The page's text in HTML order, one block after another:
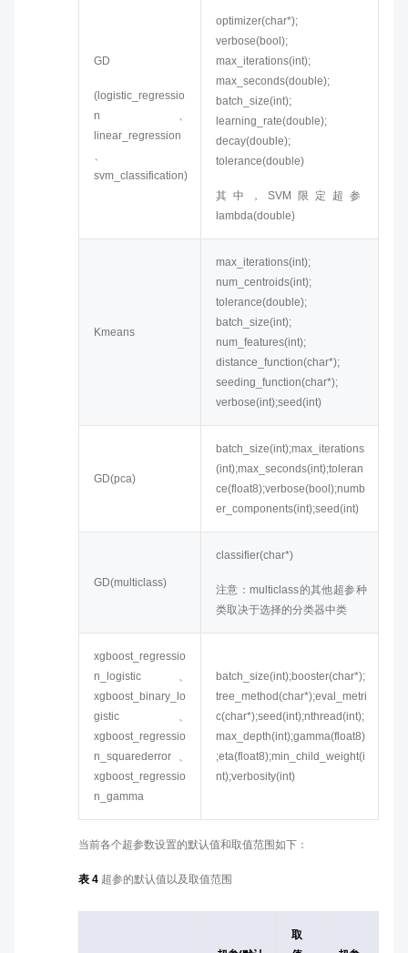
GD
(logistic_regressio
n、
linear_regression
、
svm_classification)
optimizer(char*);
verbose(bool);
max_iterations(int);
max_seconds(double);
batch_size(int);
learning_rate(double);
decay(double);
tolerance(double)
其中，SVM限定超参
lambda(double)
Kmeans
max_iterations(int);
num_centroids(int);
tolerance(double);
batch_size(int);
num_features(int);
distance_function(char*);
seeding_function(char*);
verbose(int);seed(int)
GD(pca)
batch_size(int);max_iterations
(int);max_seconds(int);toleran
ce(float8);verbose(bool);numb
er_components(int);seed(int)
GD(multiclass)
classifier(char*)
注意：multiclass的其他超参种
类取决于选择的分类器中类
xgboost_regressio
n_logistic、
xgboost_binary_lo
gistic、
xgboost_regressio
n_squarederror、
xgboost_regressio
n_gamma
batch_size(int);booster(char*);
tree_method(char*);eval_metri
c(char*);seed(int);nthread(int);
max_depth(int);gamma(float8)
;eta(float8);min_child_weight(i
nt);verbosity(int)
当前各个超参数设置的默认值和取值范围如下：
表 4 超参的默认值以及取值范围
取